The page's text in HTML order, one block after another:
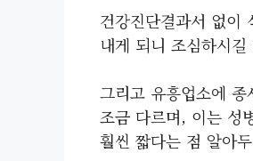
건강진단결과서 없이
내게 되니 조심하시길
그리고 유흥업소에
조금 다르며, 이는 성
훨씬 짧다는 점 알아